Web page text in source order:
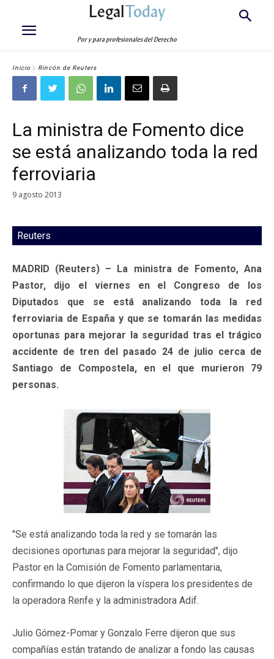
LegalToday
Por y para profesionales del Derecho
Inicio Rincón de Reuters
La ministra de Fomento dice
se está analizando toda la red
ferroviaria
9 agosto 2013
Reuters
MADRID (Reuters) – La ministra de Fomento, Ana
Pastor, dijo el viernes en el Congreso de los
Diputados que se está analizando toda la red
ferroviaria de España y que se tomarán las medidas
oportunas para mejorar la seguridad tras el trágico
accidente de tren del pasado 24 de julio cerca de
Santiago de Compostela, en el que murieron 79
personas.
"Se está analizando toda la red y se tomarán las
decisiones oportunas para mejorar la seguridad", dijo
Pastor en la Comisión de Fomento parlamentaria,
confirmando lo que dijeron la víspera los presidentes de
la operadora Renfe y la administradora Adif.
Julio Gómez-Pomar y Gonzalo Ferre dijeron que sus
compañías están tratando de analizar a fondo las causas